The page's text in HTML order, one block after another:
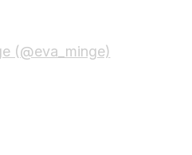
(@eva_minge)